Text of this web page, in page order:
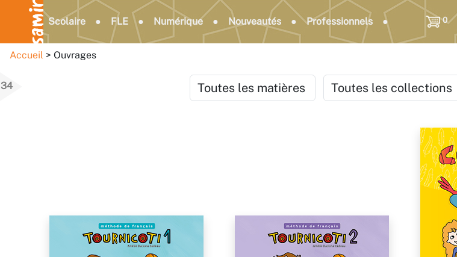
Scolaire FLE Numérique Nouveautés Professionnels 0
Accueil Ouvrages
34